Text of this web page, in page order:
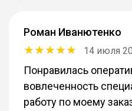
Роман Иванютенко
14 июля
Понравилась
вовлеченность
работу по моему